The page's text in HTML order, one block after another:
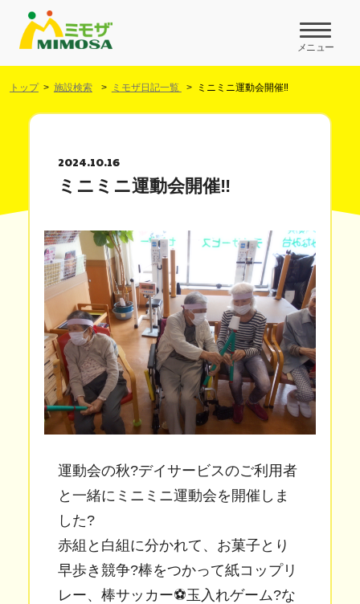
メニュー
トップ 施設検索 ミモザ日記一覧 ミニミニ運動会開催‼
2024.10.16
ミニミニ運動会開催‼
運動会の秋?デイサービスのご利用者
と一緒にミニミニ運動会を開催しま
した?
赤組と白組に分かれて、お菓子とり
早歩き競争?棒をつかって紙コップリ
レー、棒サッカー⚽玉入れゲーム?な